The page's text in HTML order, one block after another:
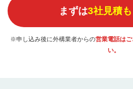
まずは3社見積
※申し込み後に外構業者からの営業電話は
い。